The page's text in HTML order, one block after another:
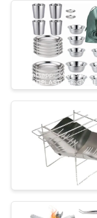
요
맵
DOG
품
이동